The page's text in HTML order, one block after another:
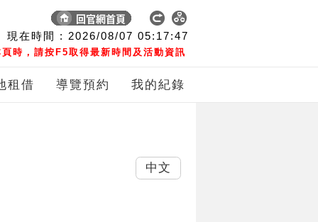
現在時間 : 2026/08/07 05:17:48
時，請按F5取得最新時間及活動資訊
租借 導覽預約 我的紀錄